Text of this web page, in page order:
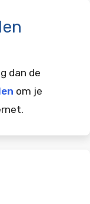
dan de
om je